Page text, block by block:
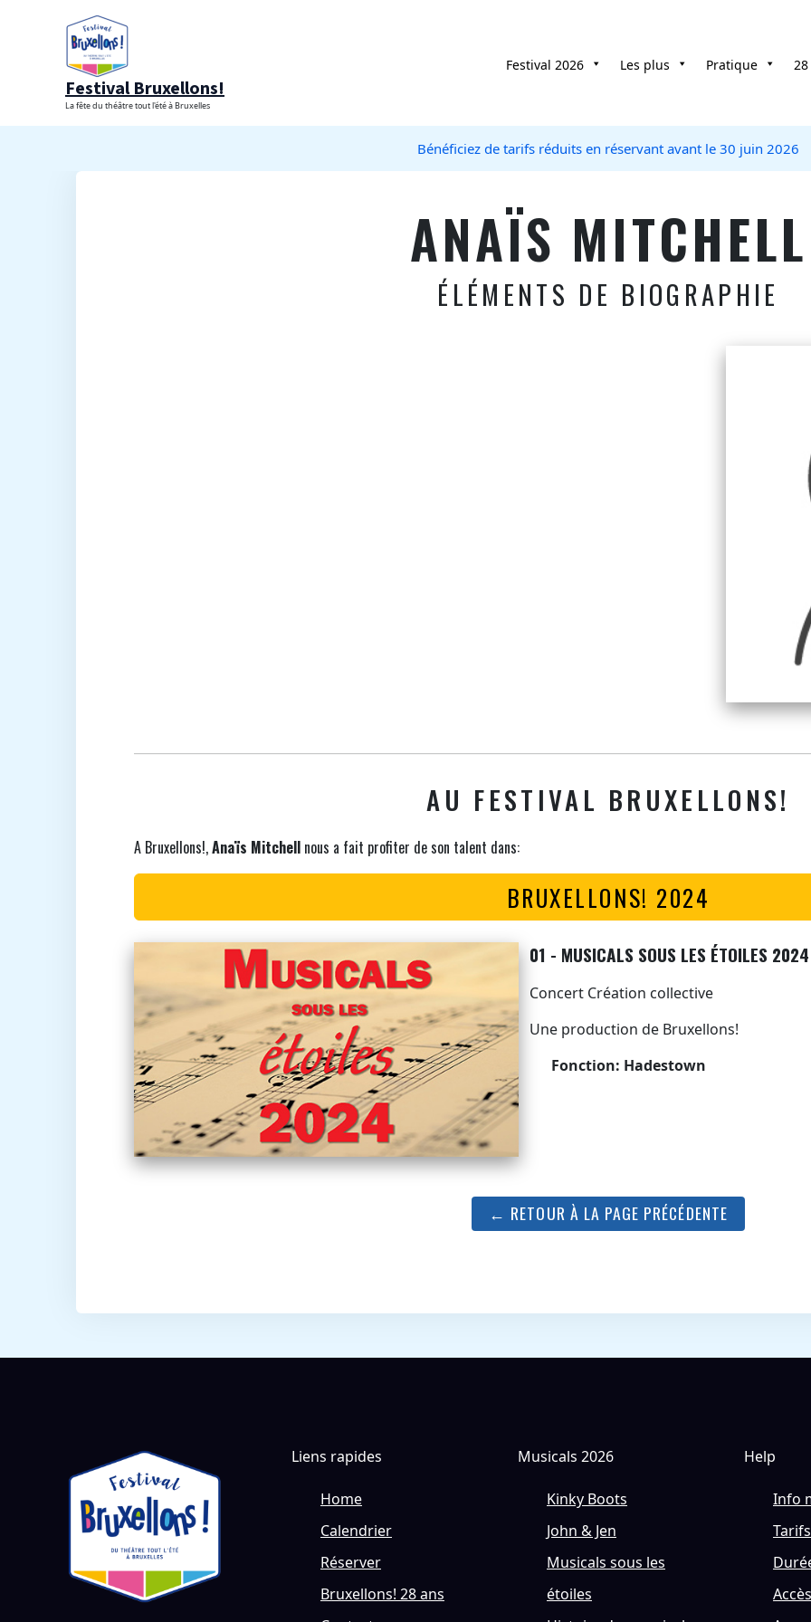
Festival Bruxellons!
La fête du théâtre tout l'été à Bruxelles
Festival 2026 Les plus Pratique
Bénéficiez de tarifs réduits en réservant avant le 30 juin 2026
ANAÏS MITCHELL
ÉLÉMENTS DE BIOGRAPHIE
AU FESTIVAL BRUXELLONS!
A Bruxellons!,Anaïs Mitchell nous a fait profiter de son talent dans:
BRUXELLONS! 2024
01 - MUSICALS SOUS LES ÉTOILES
Concert Création collective
Une production de Bruxellons!
Fonction: Hadestown
← RETOUR À LA PAGE PRÉCÉDENTE
Liens rapides
Home
Calendrier
Réserver
Bruxellons! 28 ans
Musicals 2026
Kinky Boots
John & Jen
Musicals sous les
étoiles
Help
Info
Tarifs
Accès